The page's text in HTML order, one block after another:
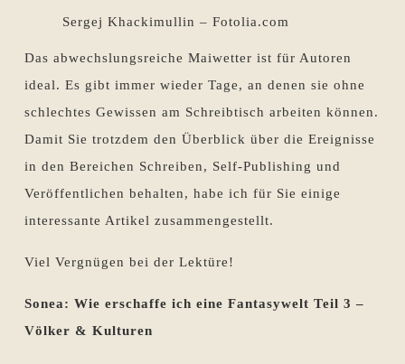
Sergej Khackimullin – Fotolia.com
Das abwechslungsreiche Maiwetter ist für Autoren
ideal. Es gibt immer wieder Tage, an denen sie ohne
schlechtes Gewissen am Schreibtisch arbeiten können.
Damit Sie trotzdem den Überblick über die Ereignisse
in den Bereichen Schreiben, Self-Publishing und
Veröffentlichen behalten, habe ich für Sie einige
interessante Artikel zusammengestellt.
Viel Vergnügen bei der Lektüre!
Sonea: Wie erschaffe ich eine Fantasywelt Teil 3 –
Völker & Kulturen